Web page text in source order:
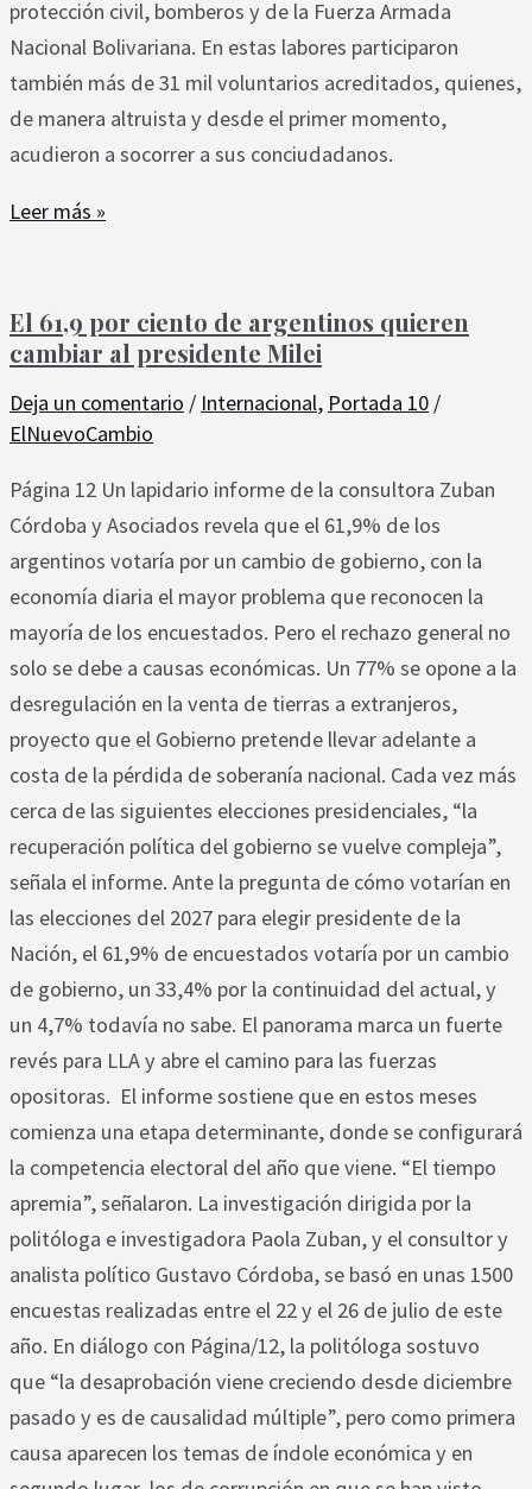
protección civil, bomberos y de la Fuerza Armada
Nacional Bolivariana. En estas labores participaron
también más de 31 mil voluntarios acreditados, quienes,
de manera altruista y desde el primer momento,
acudieron a socorrer a sus conciudadanos.
Leer más »
El 61,9 por ciento de argentinos quieren
cambiar al presidente Milei
Deja un comentario / Internacional, Portada 10 /
ElNuevoCambio
Página 12 Un lapidario informe de la consultora Zuban
Córdoba y Asociados revela que el 61,9% de los
argentinos votaría por un cambio de gobierno, con la
economía diaria el mayor problema que reconocen la
mayoría de los encuestados. Pero el rechazo general no
solo se debe a causas económicas. Un 77% se opone a la
desregulación en la venta de tierras a extranjeros,
proyecto que el Gobierno pretende llevar adelante a
costa de la pérdida de soberanía nacional. Cada vez más
cerca de las siguientes elecciones presidenciales, “la
recuperación política del gobierno se vuelve compleja”,
señala el informe. Ante la pregunta de cómo votarían en
las elecciones del 2027 para elegir presidente de la
Nación, el 61,9% de encuestados votaría por un cambio
de gobierno, un 33,4% por la continuidad del actual, y
un 4,7% todavía no sabe. El panorama marca un fuerte
revés para LLA y abre el camino para las fuerzas
opositoras. El informe sostiene que en estos meses
comienza una etapa determinante, donde se configurará
la competencia electoral del año que viene. “El tiempo
apremia”, señalaron. La investigación dirigida por la
politóloga e investigadora Paola Zuban, y el consultor y
analista político Gustavo Córdoba, se basó en unas 1500
encuestas realizadas entre el 22 y el 26 de julio de este
año. En diálogo con Página/12, la politóloga sostuvo
que “la desaprobación viene creciendo desde diciembre
pasado y es de causalidad múltiple”, pero como primera
causa aparecen los temas de índole económica y en